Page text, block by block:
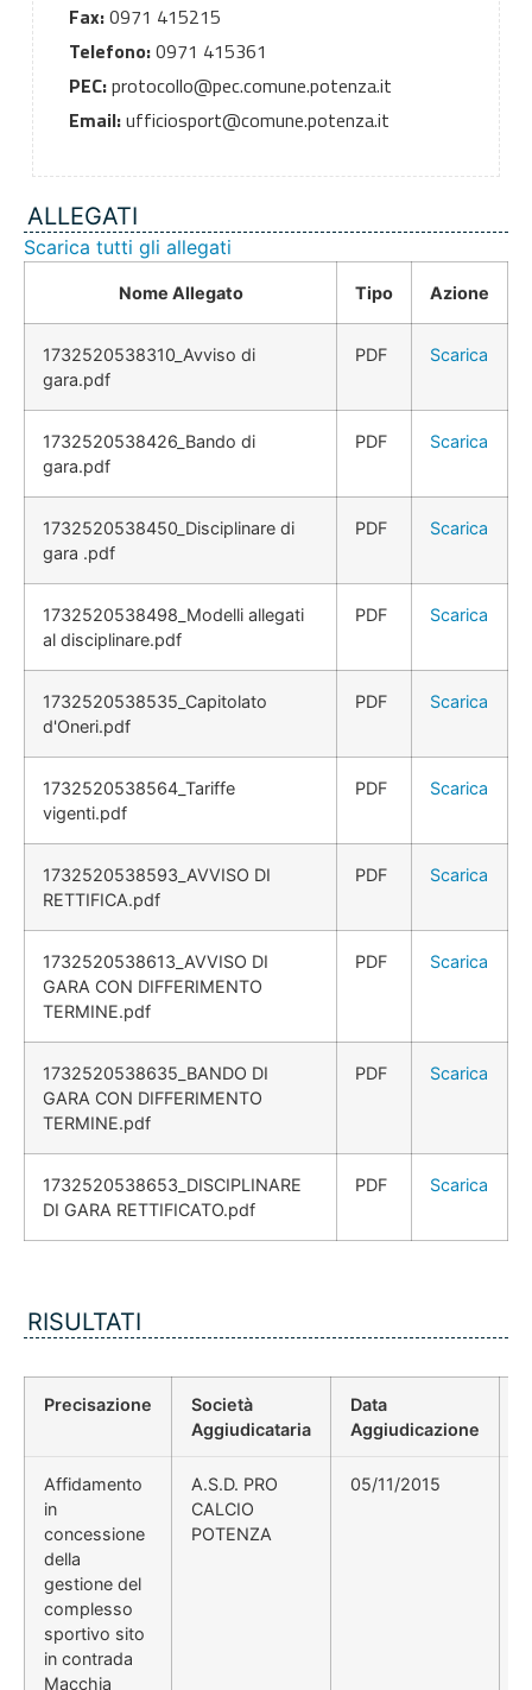
Fax:0971 415215
Telefono:0971 415361
PEC:protocollo@pec.comune.potenza.it
Email:ufficiosport@comune.potenza.it
ALLEGATI
Scarica tutti gli allegati
Nome Allegato Tipo Azione
1732520538310_Avviso di
gara.pdf
PDF Scarica
1732520538426_Bando di
gara.pdf
PDF Scarica
1732520538450_Disciplinare di
gara .pdf
PDF Scarica
1732520538498_Modelli allegati
al disciplinare.pdf
PDF Scarica
1732520538535_Capitolato
d'Oneri.pdf
PDF Scarica
1732520538564_Tariffe
vigenti.pdf
PDF Scarica
1732520538593_AVVISO DI
RETTIFICA.pdf
PDF Scarica
1732520538613_AVVISO DI
GARA CON DIFFERIMENTO
TERMINE.pdf
PDF Scarica
1732520538635_BANDO DI
GARA CON DIFFERIMENTO
TERMINE.pdf
PDF Scarica
1732520538653_DISCIPLINARE
DI GARA RETTIFICATO.pdf
PDF Scarica
RISULTATI
Precisazione
Società
Aggiudicataria
Data
Aggiudicazione
Affidamento
in
concessione
della
gestione del
complesso
sportivo sito
in contrada
Macchia
A.S.D. PRO
CALCIO
POTENZA
05/11/2015